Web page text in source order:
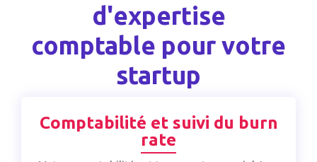
d'expertise
comptable pour votre
startup
Comptabilité et suivi du burn
rate